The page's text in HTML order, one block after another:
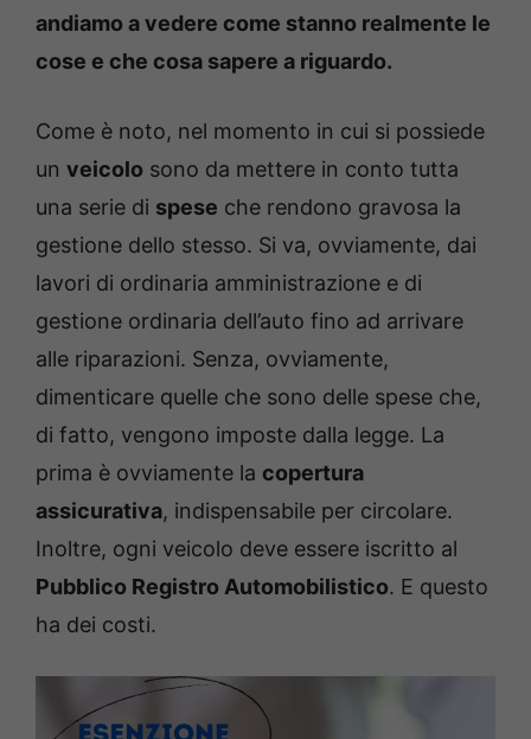
andiamo a vedere come stanno realmente le
cose e che cosa sapere a riguardo.
Come è noto, nel momento in cui si possiede
un veicolo sono da mettere in conto tutta
una serie di spese che rendono gravosa la
gestione dello stesso. Si va, ovviamente, dai
lavori di ordinaria amministrazione e di
gestione ordinaria dell’auto fino ad arrivare
alle riparazioni. Senza, ovviamente,
dimenticare quelle che sono delle spese che,
di fatto, vengono imposte dalla legge. La
prima è ovviamente la copertura
assicurativa, indispensabile per circolare.
Inoltre, ogni veicolo deve essere iscritto al
Pubblico Registro Automobilistico. E questo
ha dei costi.